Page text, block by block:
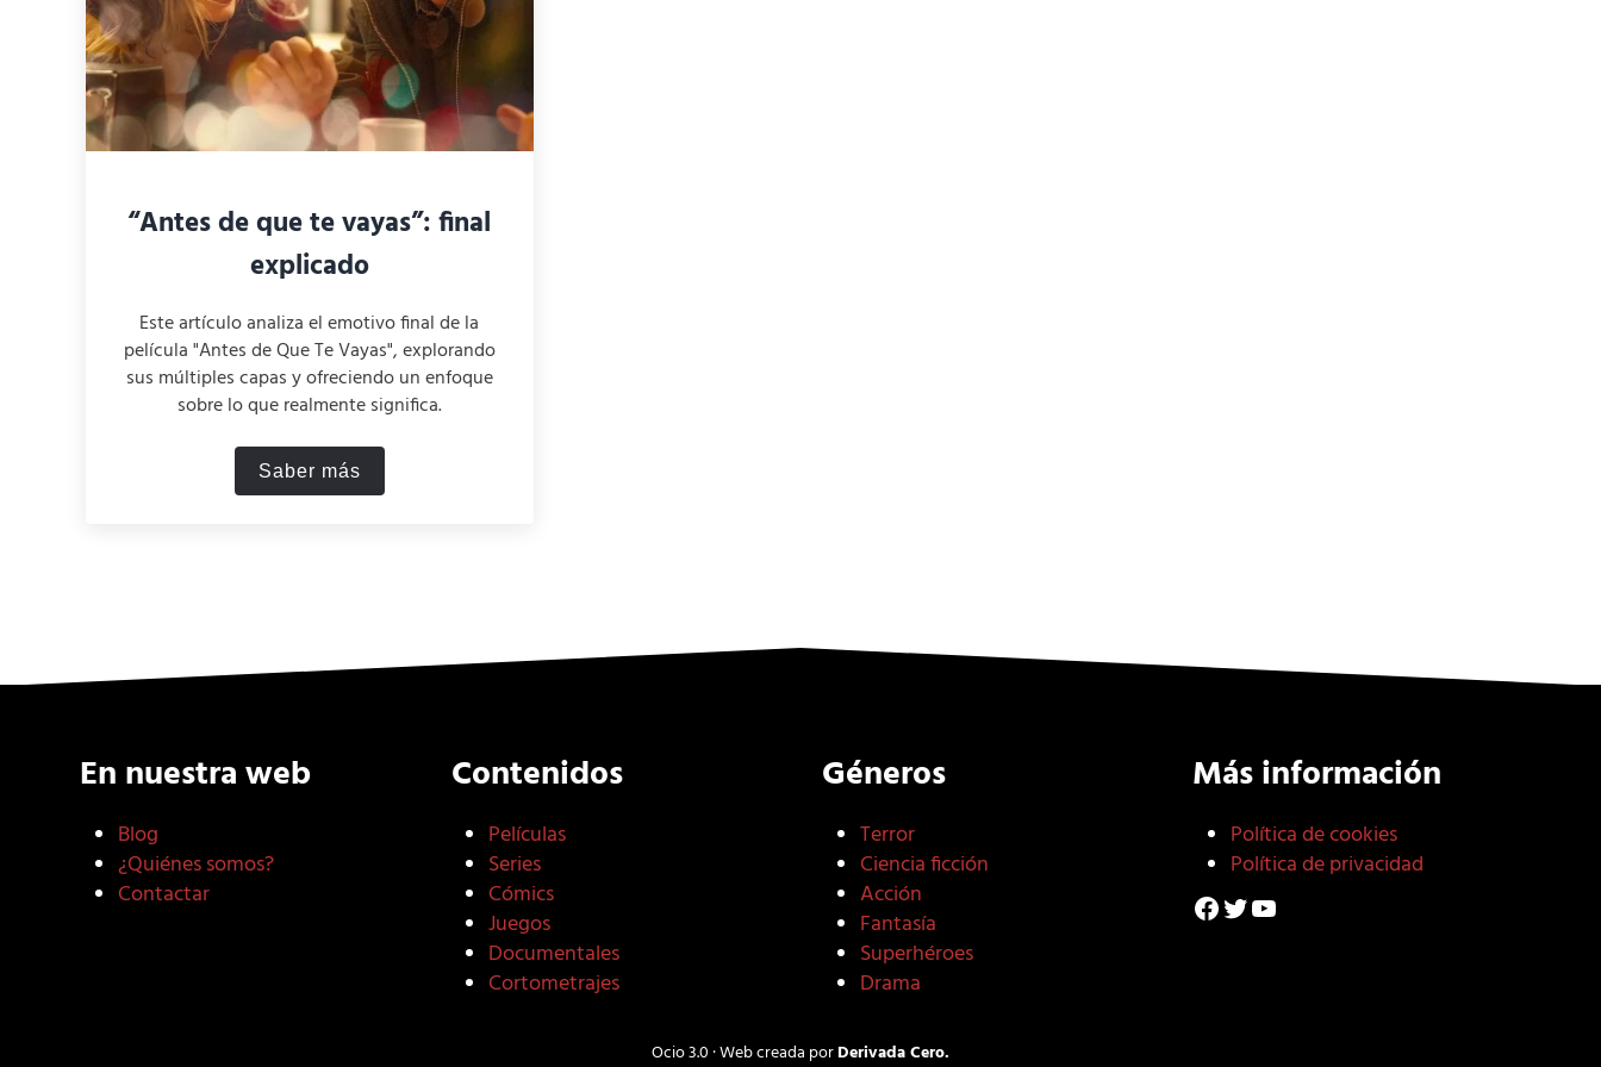
“Antes de que te vayas”: final
explicado
Este artículo analiza el emotivo final de la
película "Antes de Que Te Vayas", explorando
sus múltiples capas y ofreciendo un enfoque
sobre lo que realmente significa.
Saber más“Antes de que te vayas”: final explicado
En nuestra web
Blog
¿Quiénes somos?
Contactar
Contenidos
Películas
Series
Cómics
Juegos
Documentales
Cortometrajes
Géneros
Terror
Ciencia ficción
Acción
Fantasía
Superhéroes
Drama
Más información
Política de cookies
Política de privacidad
Facebook
Twitter
YouTube
Ocio 3.0 · Web creada porDerivada Cero.